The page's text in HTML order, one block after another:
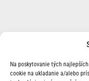
Na poskytovanie tých
cookie na ukladanie a/alebo